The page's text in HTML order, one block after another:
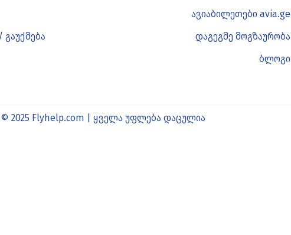
ავიაბილეთები avia.ge
დაგეგმე მოგზაურობა
ბლოგი
© 2025 Flyhelp.com | ყველა უფლება დაცულია